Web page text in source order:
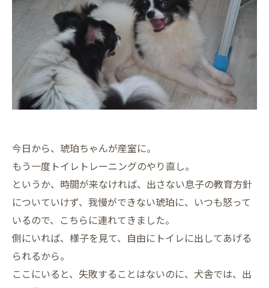
今日から、琥珀ちゃんが産室に。
もう一度トイレトレーニングのやり直し。
というか、時間が来なければ、出さない息子の教育方針
についていけず、我慢ができない琥珀に、いつも怒って
いるので、こちらに連れてきました。
側にいれば、様子を見て、自由にトイレに出してあげる
られるから。
ここにいると、失敗することはないのに、犬舎では、出